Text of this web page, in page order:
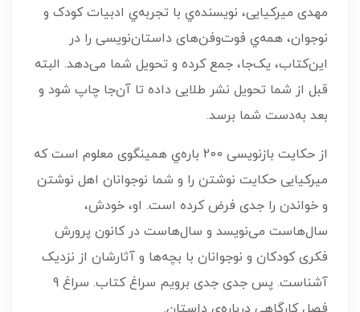
مهدی میرکیایی، نویسنده‌ي با تجربه‌ي ادبيات کودک و
نوجوان، همه‌ي فوت‌وفن‌های داستان‌نویسی را در
این‌کتاب، یک‌جا، جمع کرده و تحویل شما می‌دهد. البته
قبل از شما تحویل نشر طلایی داده تا آن‌جا چاپ شود و
بعد به‌دست شما برسد.
از حکایت بازنویسی 200 ‌باره‌ي همینگوی معلوم است که
میرکیایی حکایت نوشتن را و شما نوجوانان اهل نوشتن
و خواندن را جدی فرض کرده است. او، خودش،
سال‌هاست می‌نویسد و سال‌هاست در کانون پرورش
فکری کودکان و نوجوانان با بچه‌ها و آثارشان از نزدیک
آشناست. پس جدی جدی برویم سراغ کتاب. سراغ 9